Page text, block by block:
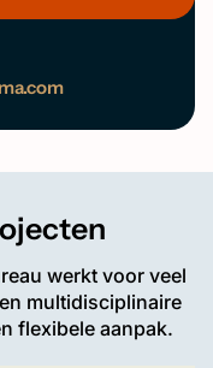
werkt voor veel
multidisciplinaire
flexibele aanpak.